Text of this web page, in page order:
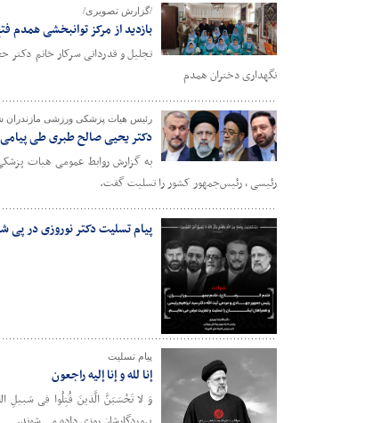
/گزارش تصویری/
بازدید از مرکز توانبخشی همدم
تجلیل و قدردانی سرکار خانم
نگهداری دختران همدم
رئیس هیات پزشکی ورزشی
دکتر یحیی صالح طبری طی
به گزارش روابط عمومی هیات
رئیسی ، رئیس‌جمهور کشور را تسلیت گفت.
پیام تسلیت دکتر نوروزی در
پیام تسلیت
‌إنا لله و إنا إلیه راجعون
وَ لا تَحْسَبَنَّ الَّذینَ قُتِلُوا فی سَبیلِ